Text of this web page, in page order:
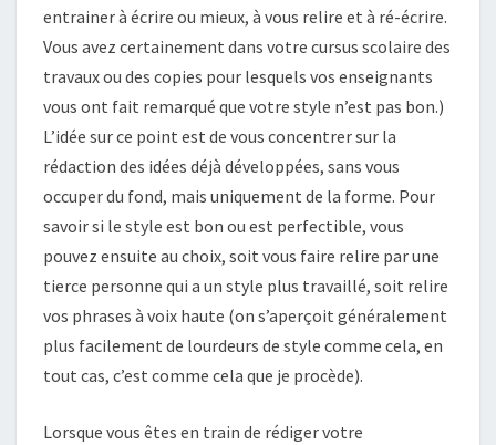
entrainer à écrire ou mieux, à vous relire et à ré-écrire.
Vous avez certainement dans votre cursus scolaire des
travaux ou des copies pour lesquels vos enseignants
vous ont fait remarqué que votre style n’est pas bon.)
L’idée sur ce point est de vous concentrer sur la
rédaction des idées déjà développées, sans vous
occuper du fond, mais uniquement de la forme. Pour
savoir si le style est bon ou est perfectible, vous
pouvez ensuite au choix, soit vous faire relire par une
tierce personne qui a un style plus travaillé, soit relire
vos phrases à voix haute (on s’aperçoit généralement
plus facilement de lourdeurs de style comme cela, en
tout cas, c’est comme cela que je procède).
Lorsque vous êtes en train de rédiger votre